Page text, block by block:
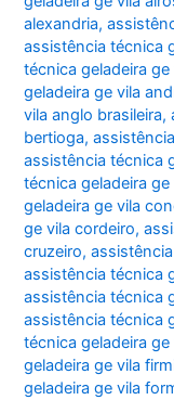
alexandria,
assistência técnica
técnica geladeira
geladeira ge vila
vila anglo brasileira,
bertioga,
assistência técnica
técnica geladeira
geladeira ge vila
ge vila cordeiro,
cruzeiro,
assistência técnica
assistência técnica
assistência técnica
técnica geladeira ge
geladeira ge vila
geladeira ge vila